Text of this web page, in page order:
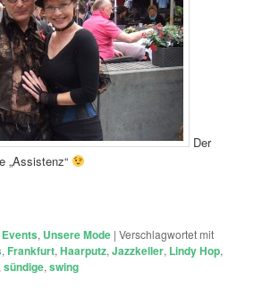
Der
„Assistenz“
Events, Unsere Mode |Verschlagwortet mit
, Frankfurt,Haarputz,Jazzkeller, Lindy Hop,
,sündige,swing